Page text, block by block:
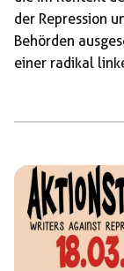
der Repression
Behörden
einer radikal
nutzen Nazis
und SS zu